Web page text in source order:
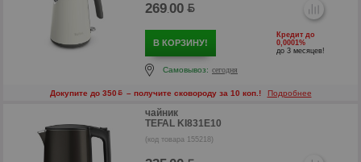
р
269.00
В КОРЗИНУ!
Кредит до
0,0001%
до 3 месяцев!
Самовывоз: сегодня
Докупите до 350 – получите сковороду за 10 коп.! Подробнее
чайник
TEFAL KI831E10
(код товара 155218)